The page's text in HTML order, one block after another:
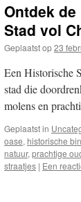
Ontdek
Stad vol
Geplaatst op23
Een Historische
stad die
molens en
Geplaatst in
oase, historische
natuur, prachtige
straatjes | Een